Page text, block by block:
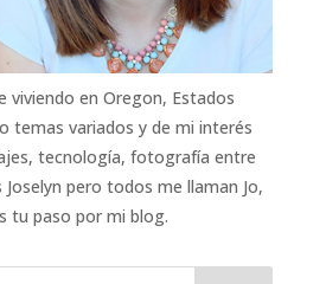
viviendo en Oregon, Estados
temas variados y de mi interés
tecnología, fotografía entre
pero todos me llaman Jo,
tu paso por mi blog.